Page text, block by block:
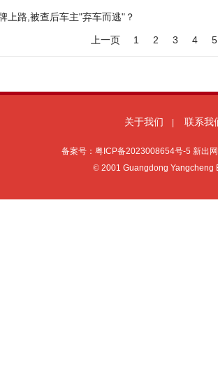
上路,被查后车主"弃车而逃"？
上一页 1 2 3 4 5